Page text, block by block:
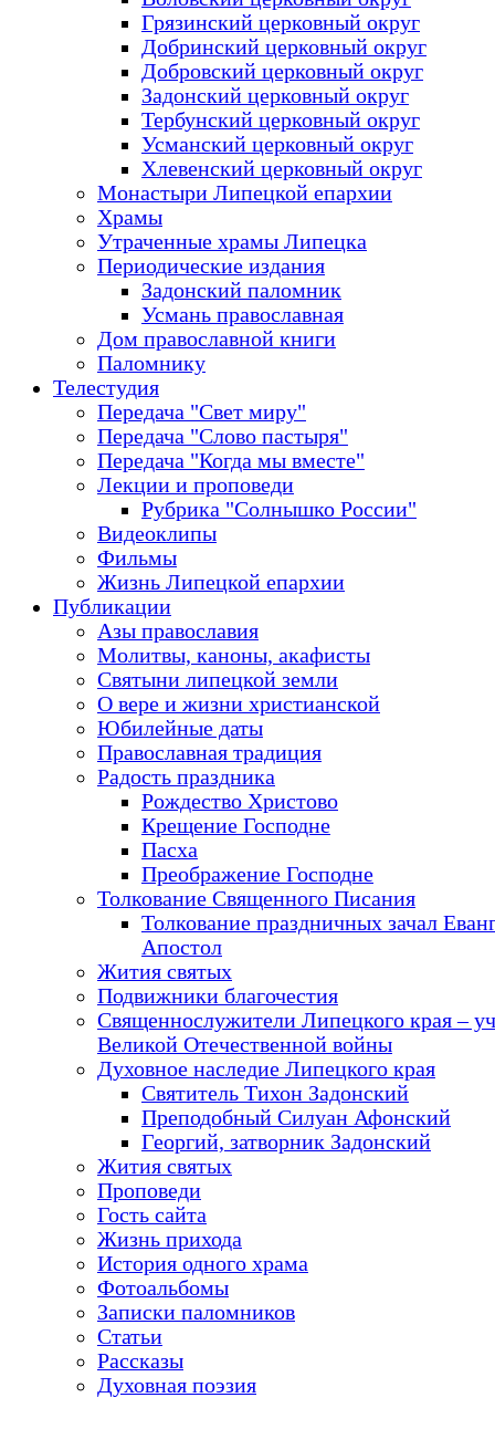
Грязинский церковный округ
Добринский церковный округ
Добровский церковный округ
Задонский церковный округ
Тербунский церковный округ
Усманский церковный округ
Хлевенский церковный округ
Монастыри Липецкой епархии
Храмы
Утраченные храмы Липецка
Периодические издания
Задонский паломник
Усмань православная
Дом православной книги
Паломнику
Телестудия
Передача "Свет миру"
Передача "Слово пастыря"
Передача "Когда мы вместе"
Лекции и проповеди
Рубрика "Солнышко России"
Видеоклипы
Фильмы
Жизнь Липецкой епархии
Публикации
Азы православия
Молитвы, каноны, акафисты
Святыни липецкой земли
О вере и жизни христианской
Юбилейные даты
Православная традиция
Радость праздника
Рождество Христово
Крещение Господне
Пасха
Преображение Господне
Толкование Священного Писания
Толкование праздничных зачал
Апостол
Жития святых
Подвижники благочестия
Священнослужители Липецкого края –
Великой Отечественной войны
Духовное наследие Липецкого края
Святитель Тихон Задонский
Преподобный Силуан Афонский
Георгий, затворник Задонский
Жития святых
Проповеди
Гость сайта
Жизнь прихода
История одного храма
Фотоальбомы
Записки паломников
Статьи
Рассказы
Духовная поэзия